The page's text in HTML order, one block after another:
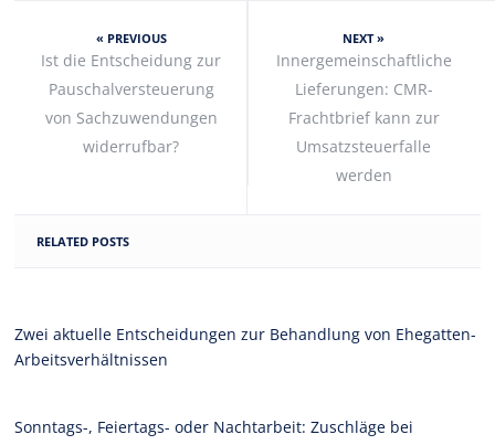
« PREVIOUS
Ist die Entscheidung zur
Pauschalversteuerung
von Sachzuwendungen
widerrufbar?
NEXT »
Innergemeinschaftliche
Lieferungen: CMR-
Frachtbrief kann zur
Umsatzsteuerfalle
werden
RELATED POSTS
Zwei aktuelle Entscheidungen zur Behandlung von Ehegatten-
Arbeitsverhältnissen
Sonntags-, Feiertags- oder Nachtarbeit: Zuschläge bei